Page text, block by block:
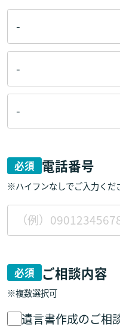
必須 電話番号
※ハイフンなしでご入力くだ
必須 ご相談内容
※複数選択可
遺言書作成のご相